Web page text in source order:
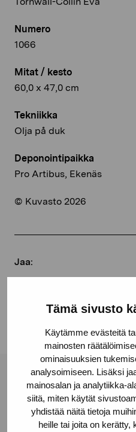
Tämä sivusto
Käytämme evästeitä
mainosten
ominaisuuksien
analysoimiseen. Lisäksi
mainosalan ja analytiikka-
siitä, miten käytät
yhdistää näitä tietoja
heille tai joita on kerätty,
Numero
1066
Mitat / kesto
60,0 x 47,0 cm
Tekniikka
Olja på duk
Deponointipaikka
Pro Artibus, Ekenäs
© Kuvasto 2026
Jaa:
Linkedin
Pro Artibus -
Kustaa Vaasan katu 11